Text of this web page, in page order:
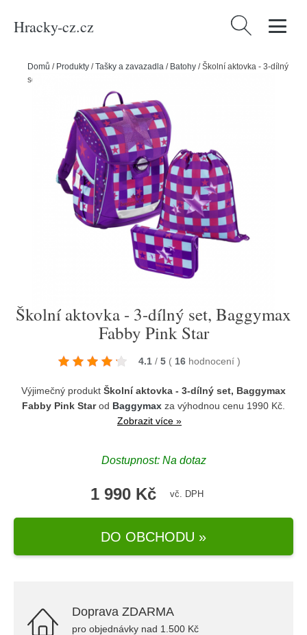
Hracky-cz.cz Vyhledávání
Domů / Produkty /Tašky a zavazadla / Batohy /Školní aktovka - 3-dílný
set, Baggymax Fabby Pink Star
Školní aktovka - 3-dílný set, Baggymax
Fabby Pink Star
4.1 / 5 ( 16 hodnocení )
Výjimečný produkt Školní aktovka - 3-dílný set, Baggymax
Fabby Pink Starod Baggymax za výhodnou cenu 1990 Kč.
Zobrazit více »
Dostupnost: Na dotaz
1 990 Kč vč. DPH
DO OBCHODU »
Doprava ZDARMA
pro objednávky nad 1.500 Kč